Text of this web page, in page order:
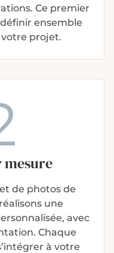
Ce premier
ensemble
votre projet.
mesure
de photos de
une
avec
Chaque
à votre